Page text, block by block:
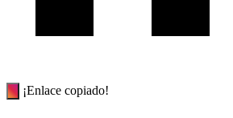
¡Enlace copiado!